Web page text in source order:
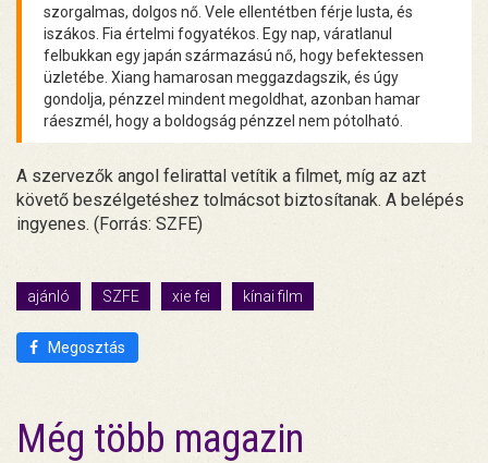
szorgalmas, dolgos nő. Vele ellentétben férje lusta, és
iszákos. Fia értelmi fogyatékos. Egy nap, váratlanul
felbukkan egy japán származású nő, hogy befektessen
üzletébe. Xiang hamarosan meggazdagszik, és úgy
gondolja, pénzzel mindent megoldhat, azonban hamar
ráeszmél, hogy a boldogság pénzzel nem pótolható.
A szervezők angol felirattal vetítik a filmet, míg az azt
követő beszélgetéshez tolmácsot biztosítanak. A belépés
ingyenes. (Forrás: SZFE)
ajánló SZFE xie fei kínai film
Megosztás
Még több magazin